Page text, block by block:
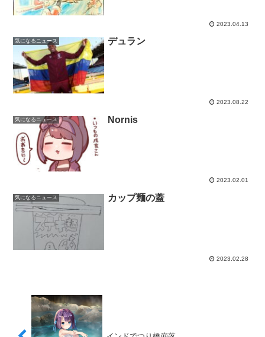
2023.04.13
気になるニュース デュラン
2023.08.22
気になるニュース Nornis
2023.02.01
気になるニュース カップ麺の蓋
2023.02.28